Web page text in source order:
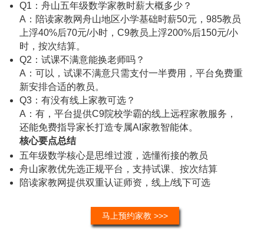
Q1：舟山五年级数学家教时薪大概多少？
A：陪读家教网舟山地区小学基础时薪50元，985教员
上浮40%后70元/小时，C9教员上浮200%后150元/小
时，按次结算。
Q2：试课不满意能换老师吗？
A：可以，试课不满意只需支付一半费用，平台免费重
新安排合适的教员。
Q3：有没有线上家教可选？
A：有，平台提供C9院校学霸的线上远程家教服务，
还能免费指导家长打造专属AI家教智能体。
核心要点总结
五年级数学核心是思维过渡，选懂衔接的教员
舟山家教优先选正规平台，支持试课、按次结算
陪读家教网提供双重认证师资，线上/线下可选
马上预约家教 >>>